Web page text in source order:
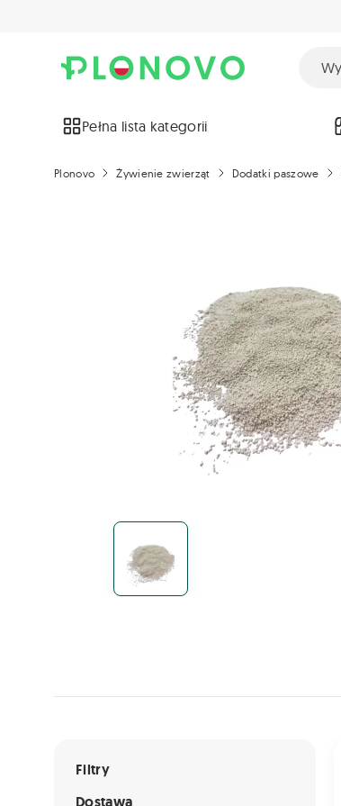
Pełna lista kategorii
Plonovo Żywienie zwierząt Dodatki paszowe
Filtry
Dostawa